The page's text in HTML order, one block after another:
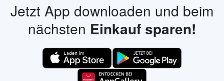
Jetzt App downloaden und beim
nächsten Einkauf sparen!